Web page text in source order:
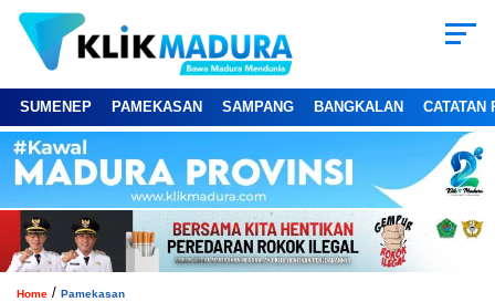
SUMENEP PAMEKASAN SAMPANG BANGKALAN CATATAN
Home / Pamekasan